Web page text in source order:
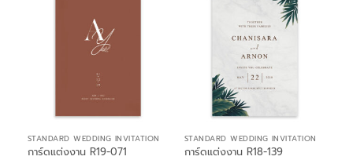
STANDARD WEDDING INVITATION
การ์ดแต่งงาน R19-071
STANDARD WEDDING INVITATION
การ์ดแต่งงาน R18-139